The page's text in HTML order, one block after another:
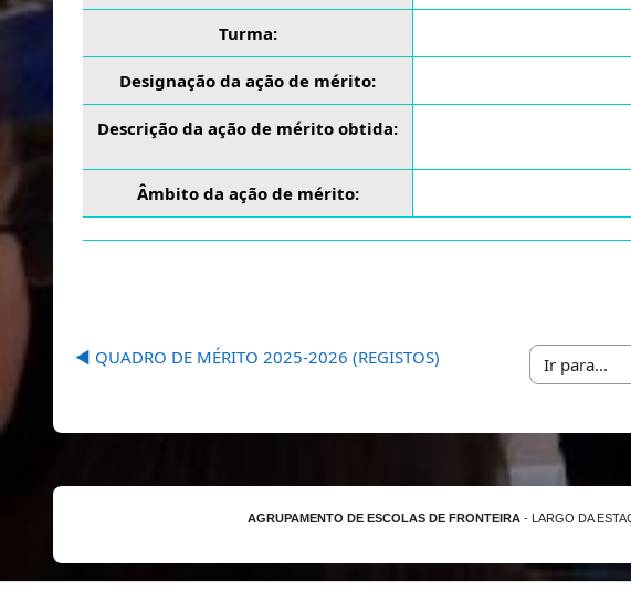
Turma:
Designação da ação de mérito:
Descrição da ação de mérito obtida:
Âmbito da ação de mérito:
◀︎ QUADRO DE MÉRITO 2025-2026 (REGISTOS)
Ir para...
AGRUPAMENTO DE ESCOLAS DE FRONTEIRA - LARGO DA